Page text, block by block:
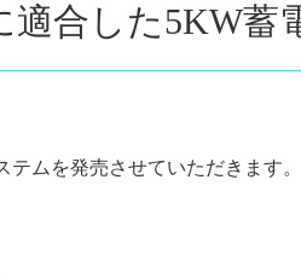
合した5KW蓄
ムを発売させていただきます。